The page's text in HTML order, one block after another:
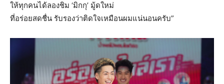
ให้ทุกคนได้ลองชิม ‘มิกกุ’ มู้ดใหม่
ที่อร่อยสดชื่น รับรองว่าติดใจเหมือนผมแน่นอนครับ”